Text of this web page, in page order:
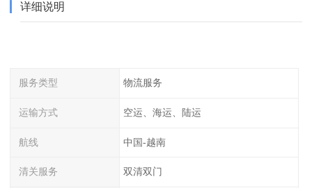
详细说明
服务类型 物流服务
运输方式 空运、海运、陆运
航线 中国-越南
清关服务 双清双门